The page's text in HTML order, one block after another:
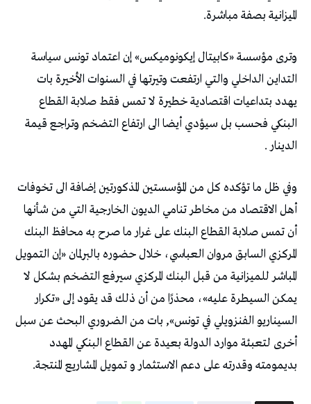
الميزانية بصفة مباشرة.
وترى مؤسسة «كابيتال إيكونوميكس» إن اعتماد تونس سياسة
التداين الداخلي والتي ارتفعت وتيرتها في السنوات الأخيرة بات
يهدد بتداعيات اقتصادية خطيرة لا تمس فقط صلابة القطاع
البنكي فحسب بل سيؤدي أيضا الى ارتفاع التضخم وتراجع قيمة
الدينار .
وفي ظل ما تؤكده كل من المؤسستين المذكورتين إضافة الى تخوفات
أهل الاقتصاد من مخاطر تنامي الديون الخارجية التي من شأنها
أن تمس صلابة القطاع البنك على غرار ما صرح به محافظ البنك
المركزي السابق مروان العباسي، خلال حضوره بالبرلمان «إن التمويل
المباشر للميزانية من قبل البنك المركزي سيرفع التضخم بشكل لا
يمكن السيطرة عليه»، محذرًا من أن ذلك قد يقود إلى «تكرار
السيناريو الفنزويلي في تونس», بات من الضروري البحث عن سبل
أخرى لتعبئة موارد الدولة بعيدة عن القطاع البنكي المهدد
بديمومته وقدرته على دعم الاستثمار و تمويل المشاريع المنتجة.